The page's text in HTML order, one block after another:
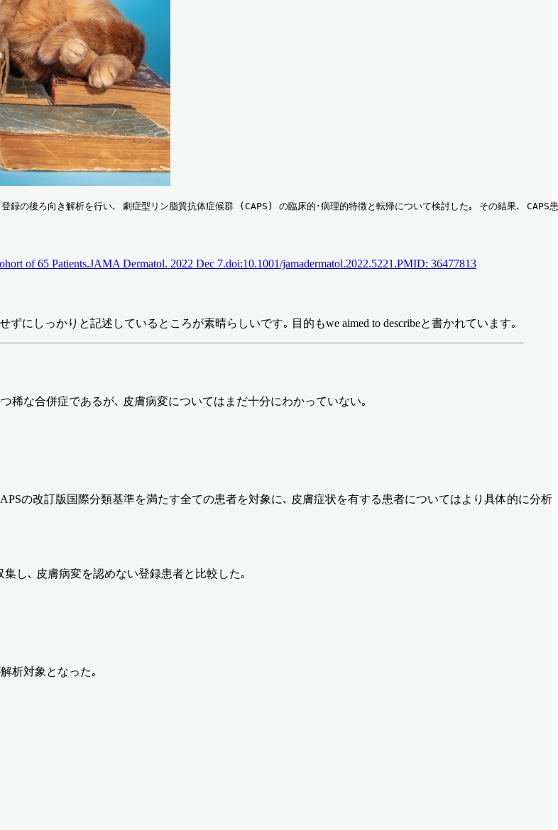
後ろ向き解析を行い､ 劇症型リン脂質抗体症候群 (CAPS) の臨床的･病理的特徴と転帰について検討した｡ その結果､
of 65 Patients.JAMA Dermatol. 2022 Dec 7.doi:10.1001/jamadermatol.2022.5221.PMID: 36477813
にしっかりと記述しているところが素晴らしいです｡ 目的もwe aimed to describeと書かれています｡
稀な合併症であるが､ 皮膚病変についてはまだ十分にわかっていない｡
の改訂版国際分類基準を満たす全ての患者を対象に､ 皮膚症状を有する患者についてはより具体的に分析
し､ 皮膚病変を認めない登録患者と比較した｡
析対象となった｡